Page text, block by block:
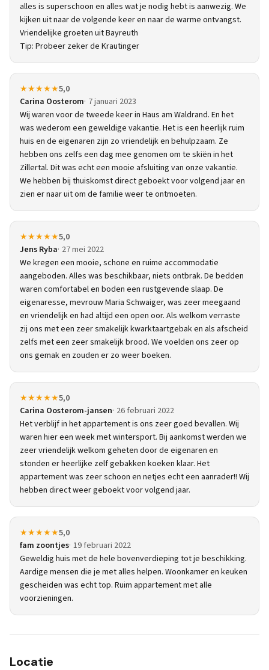
alles is superschoon en alles wat je nodig hebt is aanwezig. We
kijken uit naar de volgende keer en naar de warme ontvangst.
Vriendelijke groeten uit Bayreuth
Tip: Probeer zeker de Krautinger
★★★★★5,0
Carina Oosterom 7 januari 2023
Wij waren voor de tweede keer in Haus am Waldrand. En het
was wederom een geweldige vakantie. Het is een heerlijk ruim
huis en de eigenaren zijn zo vriendelijk en behulpzaam. Ze
hebben ons zelfs een dag mee genomen om te skiën in het
Zillertal. Dit was echt een mooie afsluiting van onze vakantie.
We hebben bij thuiskomst direct geboekt voor volgend jaar en
zien er naar uit om de familie weer te ontmoeten.
★★★★★5,0
Jens Ryba 27 mei 2022
We kregen een mooie, schone en ruime accommodatie
aangeboden. Alles was beschikbaar, niets ontbrak. De bedden
waren comfortabel en boden een rustgevende slaap. De
eigenaresse, mevrouw Maria Schwaiger, was zeer meegaand
en vriendelijk en had altijd een open oor. Als welkom verraste
zij ons met een zeer smakelijk kwarktaartgebak en als afscheid
zelfs met een zeer smakelijk brood. We voelden ons zeer op
ons gemak en zouden er zo weer boeken.
★★★★★5,0
Carina Oosterom-jansen 26 februari 2022
Het verblijf in het appartement is ons zeer goed bevallen. Wij
waren hier een week met wintersport. Bij aankomst werden we
zeer vriendelijk welkom geheten door de eigenaren en
stonden er heerlijke zelf gebakken koeken klaar. Het
appartement was zeer schoon en netjes echt een aanrader!! Wij
hebben direct weer geboekt voor volgend jaar.
★★★★★5,0
fam zoontjes 19 februari 2022
Geweldig huis met de hele bovenverdieping tot je beschikking.
Aardige mensen die je met alles helpen. Woonkamer en keuken
gescheiden was echt top. Ruim appartement met alle
voorzieningen.
Locatie